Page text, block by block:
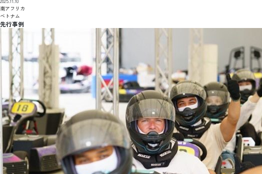
南アフリカ
ベトナム
先行事例